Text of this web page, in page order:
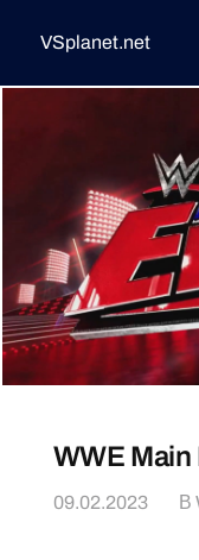
VSplanet.net
WWE
09.02.2023 В